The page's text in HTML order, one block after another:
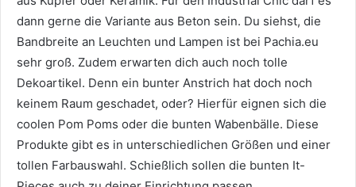
dann gerne die Variante aus Beton sein. Du siehst, die
Bandbreite an Leuchten und Lampen ist bei Pachia.eu
sehr groß. Zudem erwarten dich auch noch tolle
Dekoartikel. Denn ein bunter Anstrich hat doch noch
keinem Raum geschadet, oder? Hierfür eignen sich die
coolen Pom Poms oder die bunten Wabenbälle. Diese
Produkte gibt es in unterschiedlichen Größen und einer
tollen Farbauswahl. Schießlich sollen die bunten It-